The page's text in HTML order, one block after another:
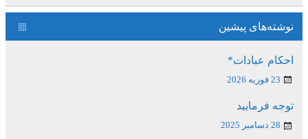
نوشته‌های پیشین
احکام عبادات*
23 فوریه 2026
توجه فرمایید
28 دسامبر 2025